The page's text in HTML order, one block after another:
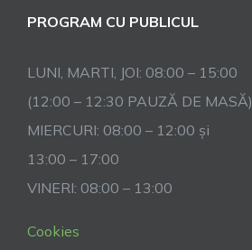
PROGRAM CU PUBLICUL
LUNI, MARTI, JOI: 08:00 – 15:00
(12:00 – 12:30 PAUZĂ DE MASĂ)
MIERCURI: 08:00 – 12:00 și
13:00 – 17:00
VINERI: 08:00 – 13:00
Cookies